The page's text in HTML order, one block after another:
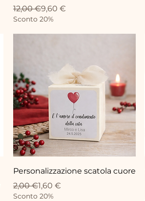
Prix original
12,00 €
Prix promotionnel
9,60 €
Sconto 20%
Personalizzazione scatola cuore
Prix original
2,00 €
Prix promotionnel
1,60 €
Sconto 20%